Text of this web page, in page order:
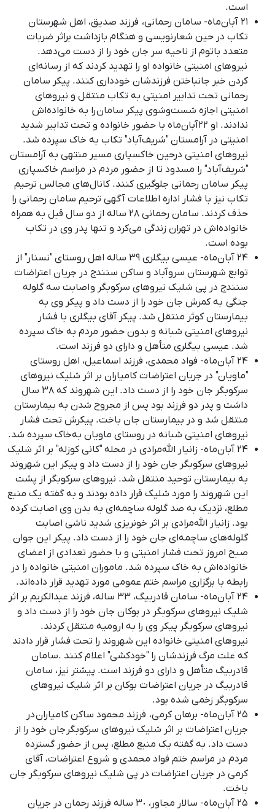
است.
۲۱ آبان‌ماه- سامان رحمانی، فرزند صدیق، اهل شهرستان
تکاب در حین شعارنویسی و هنگام بازداشت براثر ضربات
متعدد باتوم از ناحیه سر جان خود را از دست می‌دهد.
نیروهای امنیتی خانواده او را تهدید کردند که از رسانه‌ای
کردن خبر جانباختن فرزندشان خودداری کنند. پیکر سامان
رحمانی تحت تدابیر امنیتی به تکاب منتقل و نیروهای
امنیتی اجازه شست‌وشوی پیکر سامان را به خانواده‌اش
ندادند. او ۲۲آبان‌ماه با حضور خانواده و تحت تدابیر شدید
امنیتی در آرامستان "شریف‌آباد" تکاب به خاک سپرده شد.
نیروهای امنیتی درحین خاکسپاری مسیر منتهی به آرامستان
"شریف‌آباد" را مسدود تا از حضور مردم در مراسم خاکسپاری
پیکر سامان رحمانی جلوگیری کنند. کانال‌های مجالس ترحیم
تکاب نیز با فشار اداره اطلاعات آگهی ترحیم سامان رحمانی را
حذف کردند. سامان رحمانی ٢٨ ساله از دو سال قبل به همراه
خانواده‌اش در تهران زندگی می‌کرد و تنها پدر وی در تکاب
بوده است.
۲۴ آبان‌ماه- عیسی بیگلری ٣٩ ساله اهل روستای "نسنار" از
توابع شهرستان سروآباد و ساکن سنندج در جریان اعتراضات
سنندج در پی شلیک نیروهای سرکوبگر و اصابت سه گلوله
جنگی به کمرش جان خود را از دست داد و پیکر وی به
بیمارستان کوثر منتقل شد. پیکر آقای بیگلری با فشار
نیروهای امنیتی شبانه و بدون حضور مردم به خاک سپرده
شد. عیسی بیگلری متأهل و دارای دو فرزند است.
۲۴ آبان‌ماه- فواد محمدی، فرزند اسماعیل، اهل روستای
"ماویان" در جریان اعتراضات کامیاران بر اثر شلیک نیروهای
سرکوبگر جان خود را از دست داد. این شهروند که ۳۸ سال
داشت و پدر دو فرزند بود پس از مجروح شدن به بیمارستان
منتقل شد و در بیمارستان جان باخت. پیکرش تحت فشار
نیروهای امنیتی شبانه در روستای ماویان به‌خاک سپرده شد.
۲۴ آبان‌ماه- زانیار الله‌مرادی در محله "کانی کوزله" بر اثر شلیک
نیروهای سرکوبگر جان خود را از دست داد و پیکر این شهروند
به بیمارستان توحید منتقل شد. نیروهای سرکوبگر از پشت
این شهروند را مورد شلیک قرار داده بودند و به گفته یک منبع
مطلع، نزدیک به صد گلوله ساچمه‌ای به بدن وی اصابت کرده
بود. زانیار الله‌مرادی بر اثر خونریزی شدید ناشی اصابت
گلوله‌های ساچمه‌ای جان خود را از دست داد. پیکر این جوان
صبح امروز تحت فشار امنیتی و با حضور تعدادی از اعضای
خانواده‌اش به خاک سپرده شد. ماموران امنیتی خانواده را در
رابطه با برگزاری مراسم ختم عمومی مورد تهدید قرار داده‌اند.
۲۴ آبان‌ماه- سامان قادربیگ، ٣٣ ساله، فرزند عبدالکریم بر اثر
شلیک نیروهای سرکوبگر در بوکان جان خود را از دست داد و
نیروهای سرکوبگر پیکر وی را به ارومیه منتقل کردند.
نیروهای امنیتی خانواده این شهروند را تحت فشار قرار دادند
که علت مرگ فرزندشان را "خودکشی" اعلام کنند .سامان
قادربیگ متأهل و دارای دو فرزند است. پیشتر نیز، سامان
قادربیگ در جریان اعتراضات بوکان بر اثر شلیک نیروهای
سرکوبگر زخمی شده بود.
۲۵ آبان‌ماه- برهان کرمی، فرزند محمود ساکن کامیاران در
جریان اعتراضات بر اثر شلیک نیروهای سرکوبگر جان خود را از
دست داد. به گفته یک منبع مطلع، پس از حضور گسترده
مردم در مراسم ختم فواد محمدی و شروع اعتراضات، آقای
کرمی در جریان اعتراضات در پی شلیک نیروهای سرکوبگر جان
باخت.
۲۵ آبان‌ماه- سالار مجاور، ٣٠ ساله فرزند رحمان در جریان